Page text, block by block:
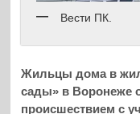
Вести ПК.
Жильцы дома в
сады» в Воронеже
происшествием с